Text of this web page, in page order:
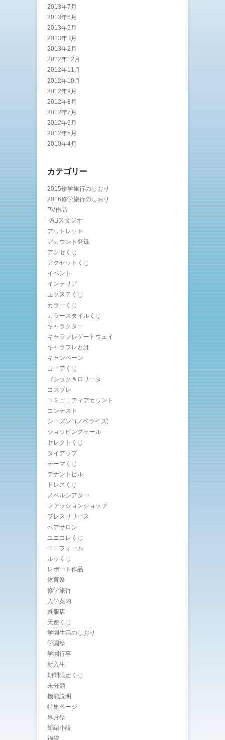
2013年7月
2013年6月
2013年5月
2013年3月
2013年2月
2012年12月
2012年11月
2012年10月
2012年9月
2012年8月
2012年7月
2012年6月
2012年5月
2010年4月
カテゴリー
2015修学旅行のしおり
2016修学旅行のしおり
PV作品
TABスタジオ
アウトレット
アカウント登録
アクセくじ
アクセットくじ
イベント
インテリア
エクステくじ
カラーくじ
カラースタイルくじ
キャラクター
キャラフレゲートウェイ
キャラフレとは
キャンペーン
コーデくじ
ゴシック＆ロリータ
コスプレ
コミュニティアカウント
コンテスト
シーズン1(ノベライズ)
ショッピングモール
セレクトくじ
タイアップ
テーマくじ
テナントビル
ドレスくじ
ノベルシアター
ファッションショップ
プレスリリース
ヘアサロン
ユニコレくじ
ユニフォーム
ルッくじ
レポート作品
体育祭
修学旅行
入学案内
呉服店
天使くじ
学園生活のしおり
学園祭
学園行事
新入生
期間限定くじ
未分類
機能説明
特集ページ
皐月祭
短編小説
福袋